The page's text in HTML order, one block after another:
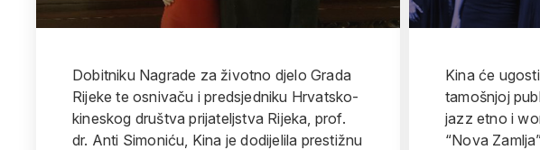
Dobitniku Nagrade za životno djelo Grada
Rijeke te osnivaču i predsjedniku Hrvatsko-
kineskog društva prijateljstva Rijeka, prof.
dr. Anti Simoniću, Kina je dodijelila prestižnu
Kina će
tamošnjoj
jazz etno i
“Nova